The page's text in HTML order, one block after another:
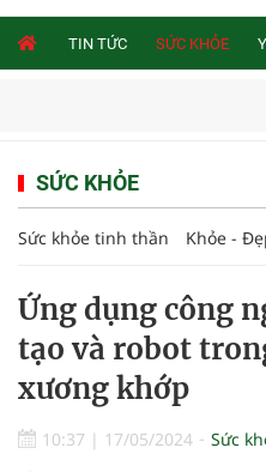
TIN TỨC SỨC KHỎE
SỨC KHỎE
Sức khỏe tinh thần Khỏe -
Ứng dụng công
tạo và robot
xương khớp
10:37 | 17/05/2024 Sức